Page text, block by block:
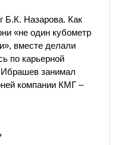
Назарова. Как
«не один кубометр
вместе делали
по карьерной
Ибрашев занимал
компании КМГ –